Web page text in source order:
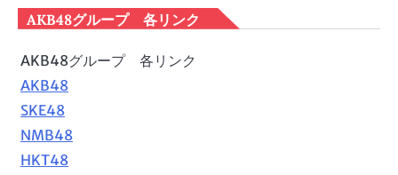
AKB48グループ 各リンク
AKB48グループ 各リンク
AKB48
SKE48
NMB48
HKT48